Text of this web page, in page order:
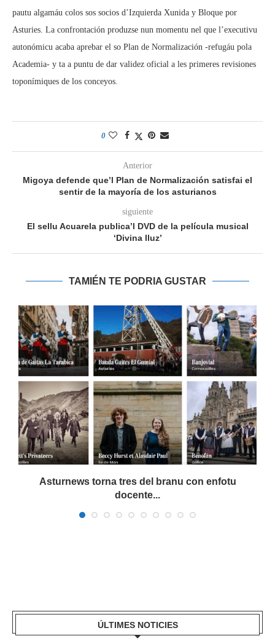
pautu algamáu colos sos socios d’Izquierda Xunida y Bloque por
Asturies. La confrontación produzse nun momentu nel que l’executivu
autonómicu acaba aprebar el so Plan de Normalización -refugáu pola
Academia- y ta a puntu de dar validez oficial a les primeres revisiones
toponímiques de los conceyos.
0
Anterior
Migoya defende que’l Plan de Normalización satisfai el
sentir de la mayoría de los asturianos
siguiente
El sellu Acuarela publica’l DVD de la película musical
‘Divina lluz’
TAMIÉN TE PODRIA GUSTAR
Asturnews torna tres del branu con enfotu
docente...
ÚLTIMES NOTICIES